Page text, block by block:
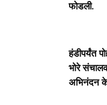
फोडली.
हंडीपर्यंत
भोरे
अभिनंदन